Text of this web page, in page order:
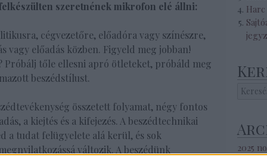
szeretnének mikrofon elé állni:
cégvezetőre, előadóra vagy színészre,
vagy előadás közben. Figyeld meg jobban!
Próbálj tőle ellesni apró ötleteket, próbáld meg
beszédstílust.
összetett folyamat, négy fontos
a kiejtés és a kifejezés. A beszédtechnikai
a tudat felügyelete alá kerül, és sok
változik. A beszédünk
2025